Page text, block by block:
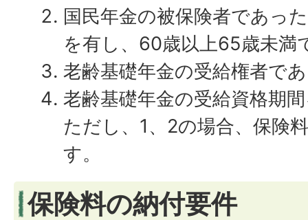
国民年金の被保険者であっ
を有し、60歳以上65歳未満
老齢基礎年金の受給権者で
老齢基礎年金の受給資格期
ただし、1、2の場合、保険
す。
保険料の納付要件